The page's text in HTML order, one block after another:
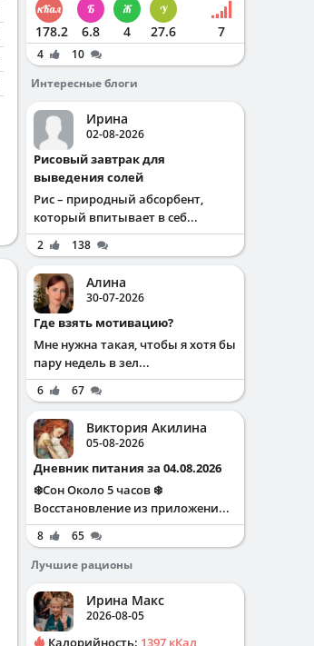
178.2 6.8 4 27.6 7
4
10
Интересные блоги
Ирина
02-08-2026
Рисовый завтрак для
выведения солей
Рис – природный абсорбент,
который впитывает в себ...
2 138
Алина
30-07-2026
Где взять мотивацию?
Мне нужна такая, чтобы я хотя бы
пару недель в зел...
6 67
Виктория Акилина
05-08-2026
Дневник питания за 04.08.2026
❄️Сон Около 5 часов ❄️
Восстановление из приложени...
8
65
Лучшие рационы
Ирина Макс
2026-08-05
Калорийность: 1397 кКал